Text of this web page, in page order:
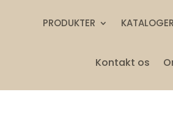
PRODUKTER KATALOGER
Kontakt os